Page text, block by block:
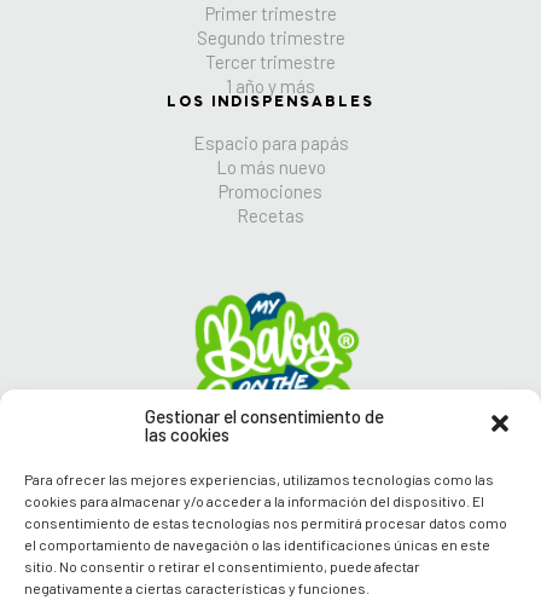
Gestionar el consentimiento de
las cookies
Para ofrecer las mejores experiencias, utilizamos tecnologías como las
cookies para almacenar y/o acceder a la información del dispositivo. El
consentimiento de estas tecnologías nos permitirá procesar datos como
el comportamiento de navegación o las identificaciones únicas en este
sitio. No consentir o retirar el consentimiento, puede afectar
negativamente a ciertas características y funciones.
Primer trimestre
Segundo trimestre
Tercer trimestre
1 año y más
LOS INDISPENSABLES
Espacio para papás
Lo más nuevo
Promociones
Recetas
Síguenos en nuestras
Redes Sociales